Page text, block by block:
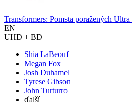
Transformers: Pomsta poražených
EN
UHD + BD
Shia LaBeouf
Megan Fox
Josh Duhamel
Tyrese Gibson
John Turturro
ďalší